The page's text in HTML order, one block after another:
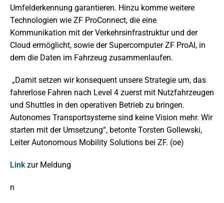
Umfelderkennung garantieren. Hinzu komme weitere
Technologien wie ZF ProConnect, die eine
Kommunikation mit der Verkehrsinfrastruktur und der
Cloud ermöglicht, sowie der Supercomputer ZF ProAI, in
dem die Daten im Fahrzeug zusammenlaufen.
„Damit setzen wir konsequent unsere Strategie um, das
fahrerlose Fahren nach Level 4 zuerst mit Nutzfahrzeugen
und Shuttles in den operativen Betrieb zu bringen.
Autonomes Transportsysteme sind keine Vision mehr. Wir
starten mit der Umsetzung“, betonte Torsten Gollewski,
Leiter Autonomous Mobility Solutions bei ZF. (oe)
Linkzur Meldung
n